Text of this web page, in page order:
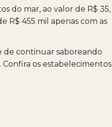
do mar, ao valor de R$ 35,
455 mil apenas com as
de continuar saboreando
os estabelecimentos